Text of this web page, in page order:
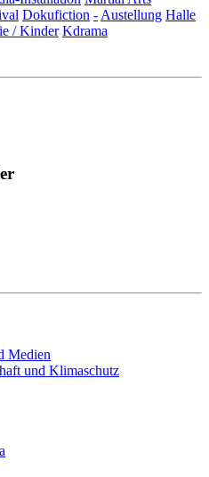
Dokufiction - Austellung Halle
/ Kinder Kdrama